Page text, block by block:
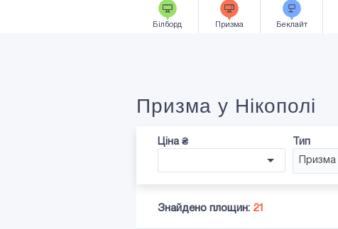
Білборд Призма Беклайт
Призма у Нікополі
Ціна ₴
Тип
Призма
Знайдено площин: 21